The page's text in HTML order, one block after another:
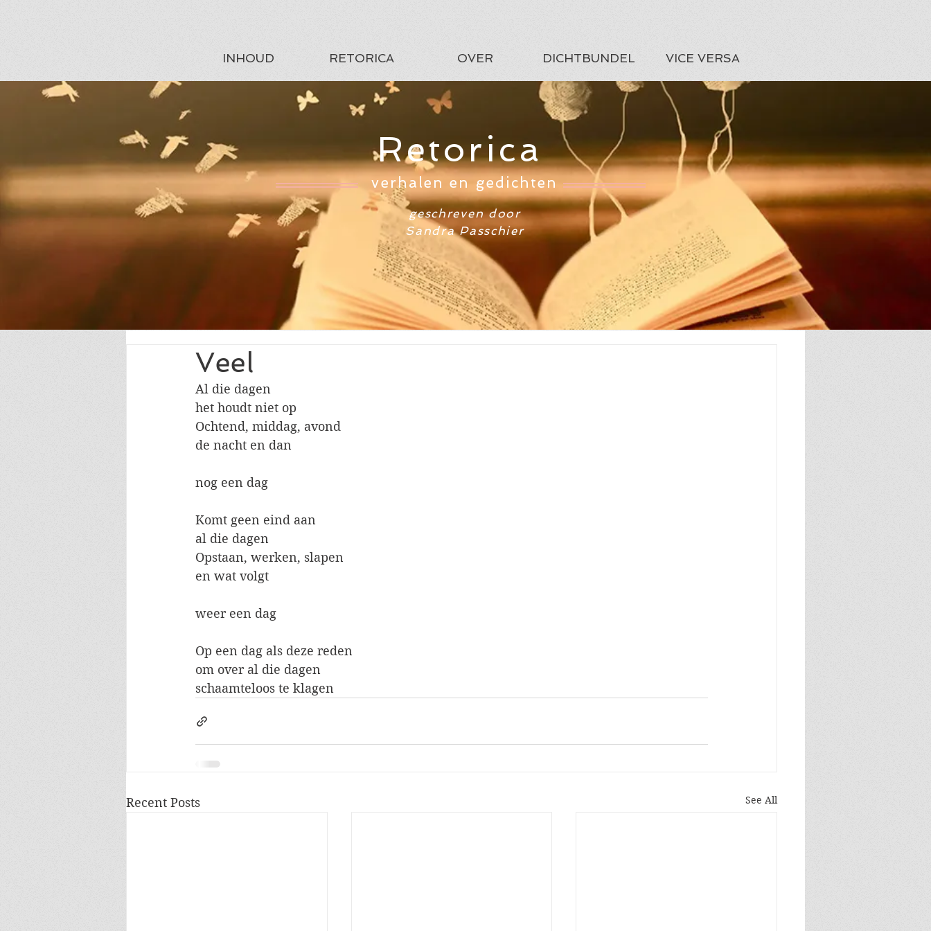
INHOUD RETORICA OVER DICHTBUNDEL VICE VERSA
Retorica
verhalen en gedichten
geschreven door
Sandra Passchier
Veel
Al die dagen
het houdt niet op
Ochtend, middag, avond
de nacht en dan
nog een dag
Komt geen eind aan
al die dagen
Opstaan, werken, slapen
en wat volgt
weer een dag
Op een dag als deze reden
om over al die dagen
schaamteloos te klagen
Recent Posts See All